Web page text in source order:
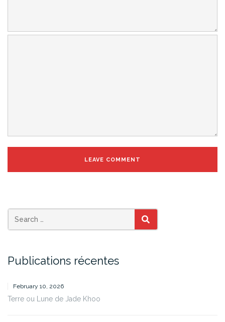
SEARCH
Publications récentes
February 10, 2026
Terre ou Lune de Jade Khoo